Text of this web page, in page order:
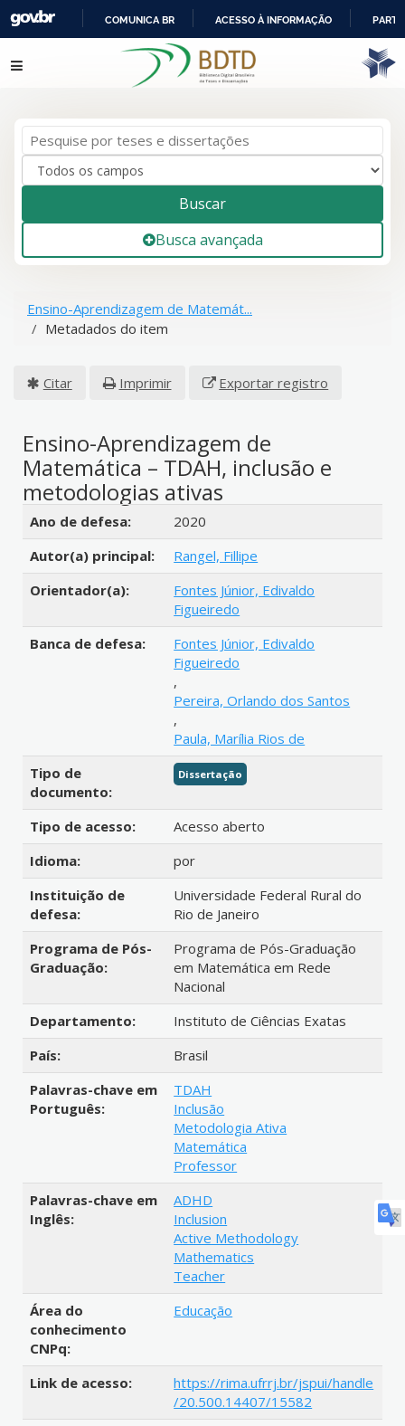
IR
PARA
COMUNICA BR ACESSO À INFORMAÇÃO
Pular para o conteúdo
Buscar
Busca avançada
Ensino-Aprendizagem de Matemát...
Metadados do item
Citar Imprimir Exportar registro
Ensino-Aprendizagem de
Matemática – TDAH, inclusão e
metodologias ativas
Detalhes bibliográficos
Ano de defesa:
2020
Autor(a) principal:
Rangel, Fillipe
Orientador(a):
Fontes Júnior, Edivaldo
Figueiredo
Banca de defesa:
Fontes Júnior, Edivaldo
Figueiredo
,
Pereira, Orlando dos Santos
,
Paula, Marília Rios de
Tipo de
documento:
Dissertação
Tipo de acesso:
Acesso aberto
Idioma:
por
Instituição de
defesa:
Universidade Federal Rural do
Rio de Janeiro
Programa de Pós-
Graduação:
Programa de Pós-Graduação
em Matemática em Rede
Nacional
Departamento:
Instituto de Ciências Exatas
País:
Brasil
Palavras-chave em
Português:
TDAH
Inclusão
Metodologia Ativa
Matemática
Professor
Palavras-chave em
Inglês:
ADHD
Inclusion
Active Methodology
Mathematics
Teacher
Área do
conhecimento
CNPq:
Educação
Link de acesso:
https://rima.ufrrj.br/jspui/handle
/20.500.14407/15582